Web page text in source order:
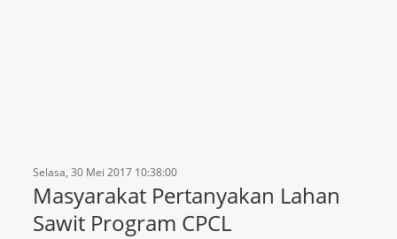
Selasa, 30 Mei 2017 10:38:00
Masyarakat Pertanyakan Lahan
Sawit Program CPCL